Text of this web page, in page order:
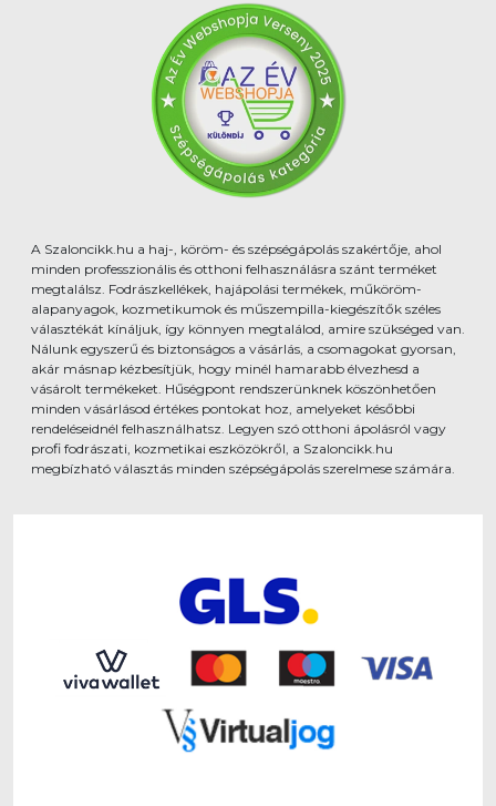
A Szaloncikk.hu a haj-, köröm- és szépségápolás szakértője, ahol
minden professzionális és otthoni felhasználásra szánt terméket
megtalálsz. Fodrászkellékek, hajápolási termékek, műköröm-
alapanyagok, kozmetikumok és műszempilla-kiegészítők széles
választékát kínáljuk, így könnyen megtalálod, amire szükséged van.
Nálunk egyszerű és biztonságos a vásárlás, a csomagokat gyorsan,
akár másnap kézbesítjük, hogy minél hamarabb élvezhesd a
vásárolt termékeket. Hűségpont rendszerünknek köszönhetően
minden vásárlásod értékes pontokat hoz, amelyeket későbbi
rendeléseidnél felhasználhatsz. Legyen szó otthoni ápolásról vagy
profi fodrászati, kozmetikai eszközökről, a Szaloncikk.hu
megbízható választás minden szépségápolás szerelmese számára.